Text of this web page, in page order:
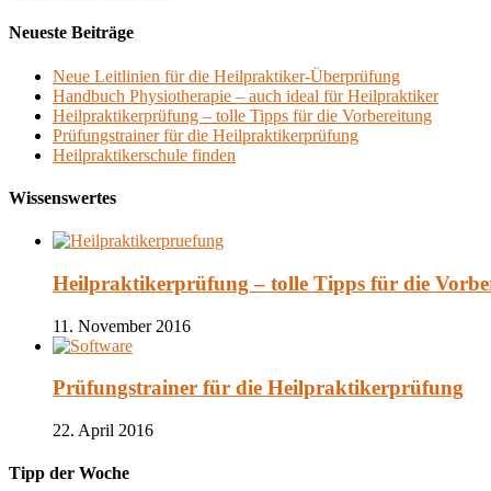
Neueste Beiträge
Neue Leitlinien für die Heilpraktiker-Überprüfung
Handbuch Physiotherapie – auch ideal für Heilpraktiker
Heilpraktikerprüfung – tolle Tipps für die Vorbereitung
Prüfungstrainer für die Heilpraktikerprüfung
Heilpraktikerschule finden
Wissenswertes
Heilpraktikerprüfung – tolle Tipps für die
11. November 2016
Prüfungstrainer für die Heilpraktikerprüfung
22. April 2016
Tipp der Woche